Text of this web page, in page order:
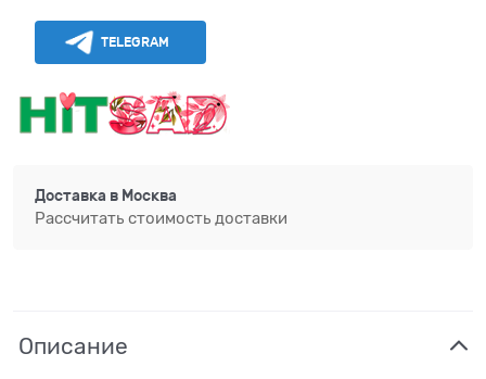
TELEGRAM
Доставка в Москва
Рассчитать стоимость доставки
Описание